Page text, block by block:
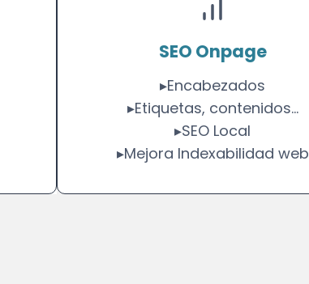
SEO Onpage
▸Encabezados
▸Etiquetas, contenidos…
▸SEO Local
▸Mejora Indexabilidad web